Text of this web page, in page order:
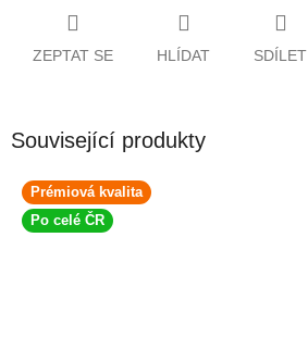
ZEPTAT SE HLÍDAT SDÍLET
Související produkty
Prémiová kvalita
Po celé ČR